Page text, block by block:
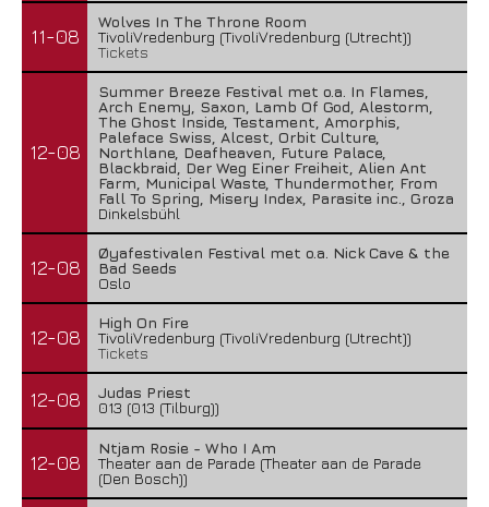
11-08
Wolves In The Throne Room
TivoliVredenburg (TivoliVredenburg (Utrecht))
Tickets
12-08
Summer Breeze Festival met o.a. In Flames,
Arch Enemy, Saxon, Lamb Of God, Alestorm,
The Ghost Inside, Testament, Amorphis,
Paleface Swiss, Alcest, Orbit Culture,
Northlane, Deafheaven, Future Palace,
Blackbraid, Der Weg Einer Freiheit, Alien Ant
Farm, Municipal Waste, Thundermother, From
Fall To Spring, Misery Index, Parasite inc., Groza
Dinkelsbühl
12-08
Øyafestivalen Festival met o.a. Nick Cave & the
Bad Seeds
Oslo
12-08
High On Fire
TivoliVredenburg (TivoliVredenburg (Utrecht))
Tickets
12-08
Judas Priest
013 (013 (Tilburg))
12-08
Ntjam Rosie - Who I Am
Theater aan de Parade (Theater aan de Parade
(Den Bosch))